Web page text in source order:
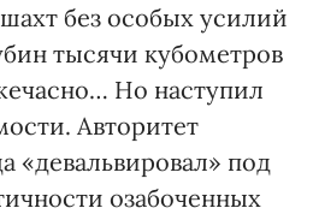
без особых усилий
тысячи кубометров
Но наступил
Авторитет
«девальвировал» под
озабоченных